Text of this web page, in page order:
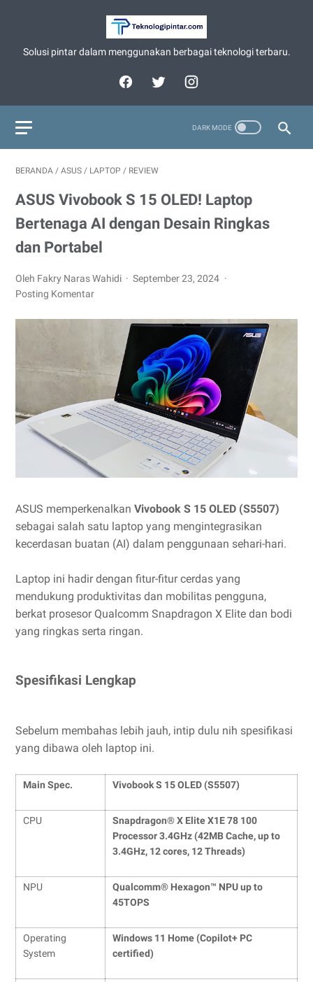
Solusi pintar dalam menggunakan berbagai teknologi terbaru.
BERANDA / ASUS / LAPTOP / REVIEW
ASUS Vivobook S 15 OLED! Laptop
Bertenaga AI dengan Desain Ringkas
dan Portabel
Oleh Fakry Naras Wahidi
September 23, 2024
Posting Komentar
ASUS memperkenalkan Vivobook S 15 OLED (S5507)
sebagai salah satu laptop yang mengintegrasikan
kecerdasan buatan (AI) dalam penggunaan sehari-hari.
Laptop ini hadir dengan fitur-fitur cerdas yang
mendukung produktivitas dan mobilitas pengguna,
berkat prosesor Qualcomm Snapdragon X Elite dan bodi
yang ringkas serta ringan.
Spesifikasi Lengkap
Sebelum membahas lebih jauh, intip dulu nih spesifikasi
yang dibawa oleh laptop ini.
Main Spec. Vivobook S 15 OLED (S5507)
CPU
Snapdragon® X Elite X1E 78 100
Processor 3.4GHz (42MB Cache, up to
3.4GHz, 12 cores, 12 Threads)
NPU
Qualcomm® Hexagon™ NPU up to
45TOPS
Operating
System
Windows 11 Home (Copilot+ PC
certified)